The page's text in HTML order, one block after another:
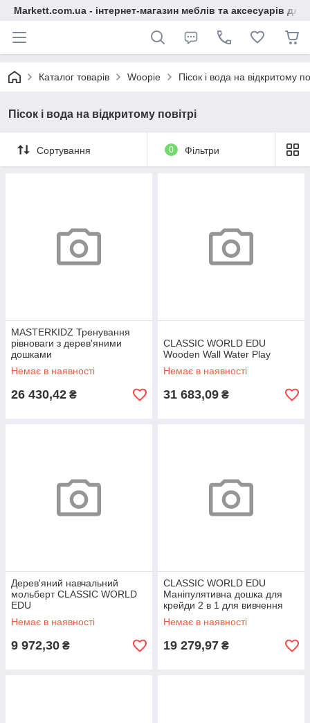
Markett.com.ua - інтернет-магазин меблів та аксесуарів для
Каталог товарів Woopie Пісок і вода на відкритому
Пісок і вода на відкритому повітрі
Сортування 0 Фільтри
MASTERKIDZ Тренування
рівноваги з дерев'яними
дошками
Немає в наявності
26 430,42 ₴
CLASSIC WORLD EDU
Wooden Wall Water Play
Немає в наявності
31 683,09 ₴
Дерев'яний навчальний
мольберт CLASSIC WORLD
EDU
Немає в наявності
9 972,30 ₴
CLASSIC WORLD EDU
Маніпулятивна дошка для
крейди 2 в 1 для вивчення
часу та погоди
Немає в наявності
19 279,97 ₴